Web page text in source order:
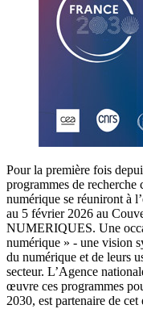
Pour la première fois
programmes de recherche
numérique se réuniront à
au 5 février 2026 au
NUMERIQUES. Une
numérique » - une vision
du numérique et de leurs
secteur. L’Agence
œuvre ces programmes
2030, est partenaire de cet